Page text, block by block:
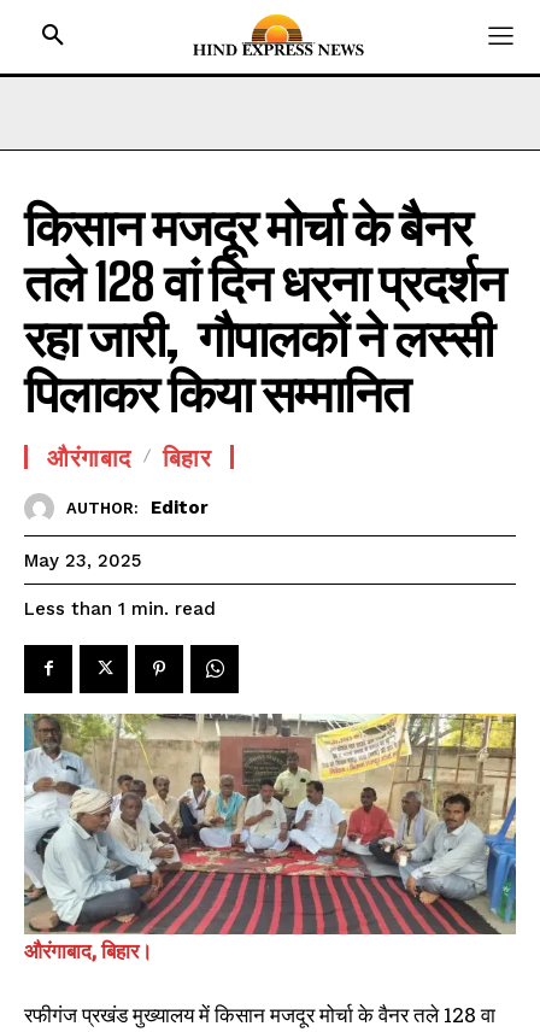
HOME
BIHAR
JHARKHAND
UTTAR PRADESH
MADHYA PRADESH
NATIONAL NEWS
CRIME NEWS
SPORTS NEWS
TECH NEWS
TOURISM NEWS
SAHITYA
SEE PRICING
किसान मजदूर मोर्चा के बैनर
तले 128 वां दिन धरना प्रदर्शन
रहा जारी, गौपालकों ने लस्सी
पिलाकर किया सम्मानित
औरंगाबाद बिहार
AUTHOR: Editor
May 23, 2025
Less than 1 min. read
औरंगाबाद, बिहार।
रफीगंज प्रखंड मुख्यालय में किसान मजदूर मोर्चा के वैनर तले 128 वा